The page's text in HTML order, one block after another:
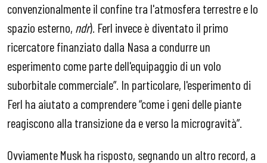
convenzionalmente il confine tra l'atmosfera terrestre e lo
spazio esterno, ndr). Ferl invece è diventato il primo
ricercatore finanziato dalla Nasa a condurre un
esperimento come parte dell'equipaggio di un volo
suborbitale commerciale”. In particolare, l'esperimento di
Ferl ha aiutato a comprendere “come i geni delle piante
reagiscono alla transizione da e verso la microgravità”.
Ovviamente Musk ha risposto, segnando un altro record, a